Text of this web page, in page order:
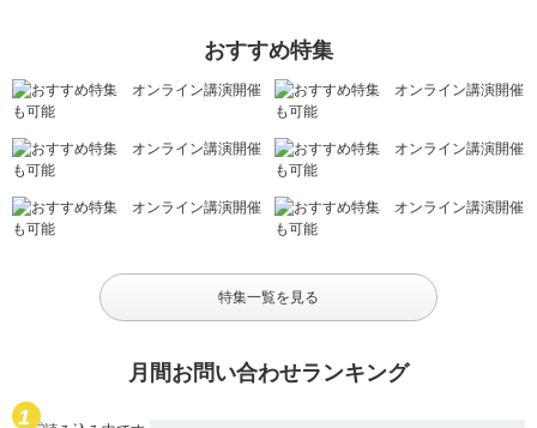
おすすめ特集
特集一覧を見る
月間お問い合わせランキング